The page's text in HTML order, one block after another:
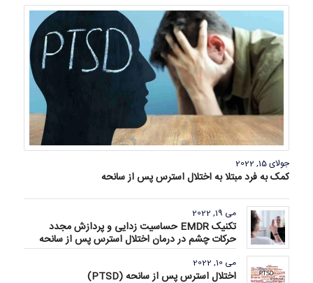
جولای 15, 2022
کمک به فرد مبتلا به اختلال استرس پس از سانحه
می 19, 2022
تکنیک EMDR حساسیت زدایی و پردازش مجدد
حرکات چشم در درمان اختلال استرس پس از سانحه
می 10, 2022
اختلال استرس پس از سانحه (PTSD)